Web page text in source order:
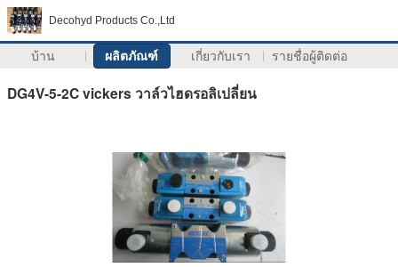
Decohyd Products Co.,Ltd
บ้าน ผลิตภัณฑ์ เกี่ยวกับเรา รายชื่อผู้ติดต่อ
DG4V-5-2C vickers วาล์วไฮดรอลิเปลี่ยน